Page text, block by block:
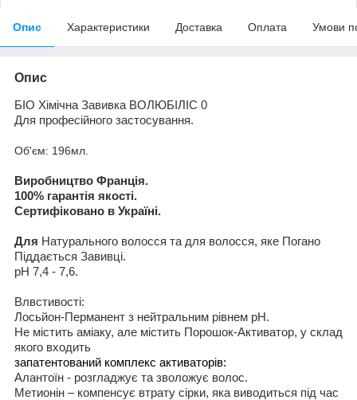
Опис Характеристики Доставка Оплата Умови
Опис
Б О Хімічна Завивка ВОЛЮБ Л С 0
Для професійного застосування.
Об'єм: 196мл.
Виробництво Франція.
100% гарантія якості.
Сертифіковано в Україні.
Для Натурального волосся та для волосся, яке Погано
Піддається Завивці.
рН 7,4 - 7,6.
Влвстивості:
Лосьйон-Перманент з нейтральним рівнем рH.
Не містить аміаку, але містить Порошок-Активатор, у склад
якого входить
запатентований комплекс активаторів:
Алантоїн - розгладжує та зволожує волос.
Метионін – компенсує втрату сірки, яка виводиться під час